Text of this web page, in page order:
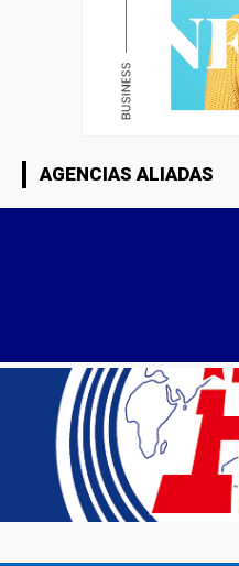
AGENCIAS ALIADAS